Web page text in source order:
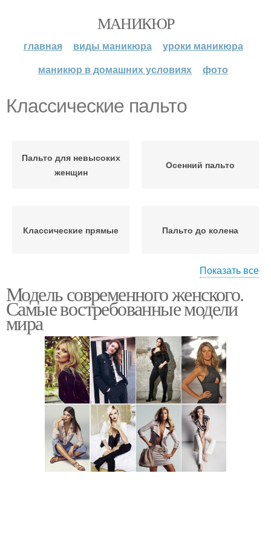
МАНИКЮР
главная виды маникюра
уроки маникюра
маникюр в домашних условиях
фото
Классические пальто
Пальто для невысоких
женщин
Осенний пальто
Классические прямые Пальто до колена
Длинные пальто
Показать все
Модель современного женского.
Самые востребованные модели
мира